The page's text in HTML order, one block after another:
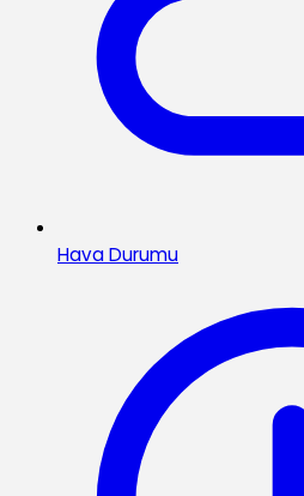
Hava Durumu